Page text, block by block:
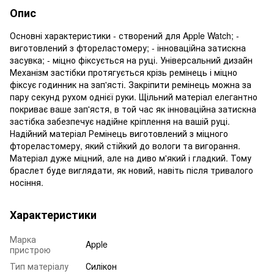
Опис
Основні характеристики - створений для Apple Watch; -
виготовлений з фтореластомеру; - інноваційна затискна
засувка; - міцно фіксується на руці. Універсальний дизайн
Механізм застібки протягується крізь ремінець і міцно
фіксує годинник на зап'ясті. Закріпити ремінець можна за
пару секунд рухом однієї руки. Щільний матеріал елегантно
покриває ваше зап'ястя, в той час як інноваційна затискна
застібка забезпечує надійне кріплення на вашій руці.
Надійний матеріал Ремінець виготовлений з міцного
фтореластомеру, який стійкий до вологи та вигорання.
Матеріал дуже міцний, але на диво м'який і гладкий. Тому
браслет буде виглядати, як новий, навіть після тривалого
носіння.
Характеристики
Марка
пристрою
Apple
Тип матеріалу
Силікон